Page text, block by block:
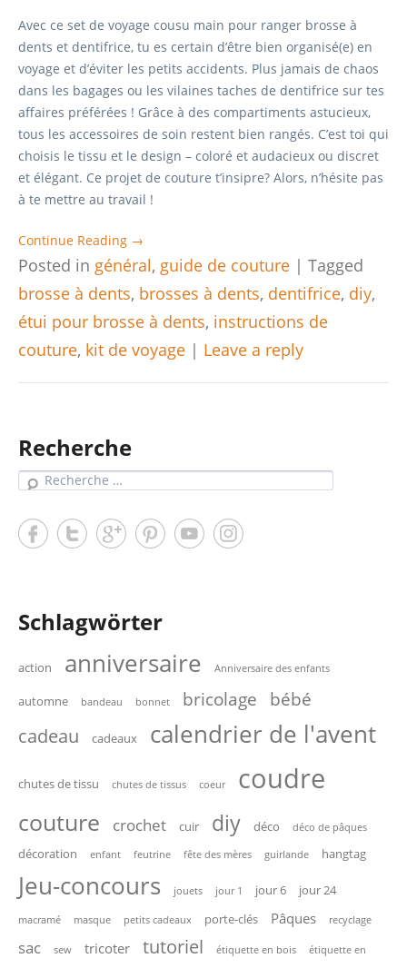
Avec ce set de voyage cousu main pour ranger brosse à
dents et dentifrice, tu es certain d’être bien organisé(e) en
voyage et d’éviter les petits accidents. Plus jamais de chaos
dans les bagages ou les vilaines taches de dentifrice sur tes
affaires préférées ! Grâce à des compartiments astucieux,
tous les accessoires de soin restent bien rangés. C’est toi qui
choisis le tissu et le design – coloré et audacieux ou discret
et élégant. Ce projet de couture t’insipre? Alors, n’hésite pas
à te mettre au travail !
Continue Reading →
Posted in général, guide de couture | Tagged
brosse à dents, brosses à dents, dentifrice, diy,
étui pour brosse à dents, instructions de
couture, kit de voyage | Leave a reply
Recherche
Search
Schlagwörter
action anniversaire Anniversaire des enfants
automne bandeau bonnet bricolage bébé
cadeau cadeaux calendrier de l'avent
chutes de tissu chutes de tissus coeur coudre
couture crochet cuir diy déco déco de pâques
décoration enfant feutrine fête des mères guirlande hangtag
Jeu-concours jouets jour 1 jour 6 jour 24
macramé masque petits cadeaux porte-clés Pâques recyclage
sac sew tricoter tutoriel étiquette en bois étiquette en